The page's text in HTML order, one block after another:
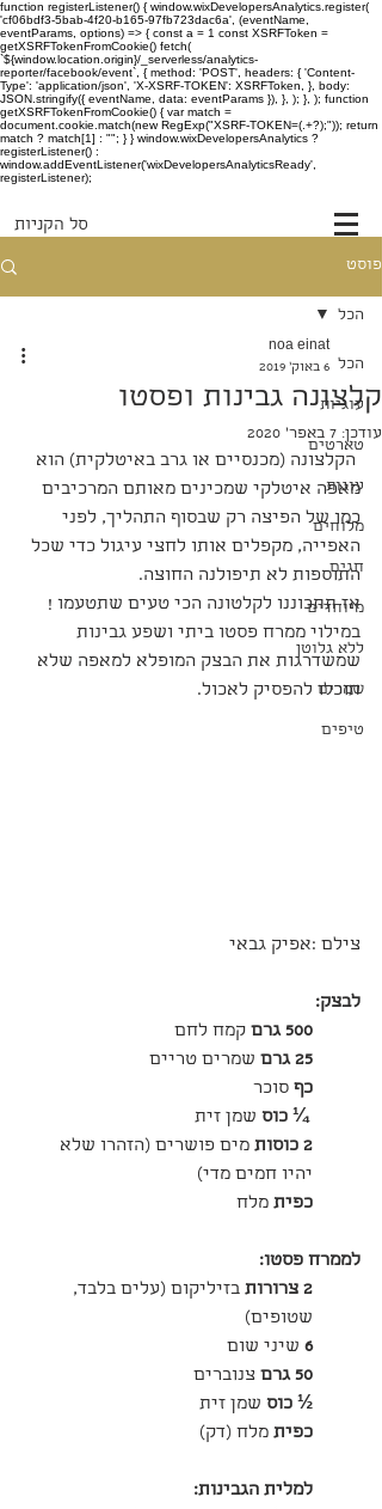
function registerListener() { window.wixDevelopersAnalytics.register(
'cf06bdf3-5bab-4f20-b165-97fb723dac6a', (eventName,
eventParams, options) => { const a = 1 const XSRFToken =
getXSRFTokenFromCookie() fetch(
`${window.location.origin}/_serverless/analytics-
reporter/facebook/event`, { method: 'POST', headers: { 'Content-
Type': 'application/json', 'X-XSRF-TOKEN': XSRFToken, }, body:
JSON.stringify({ eventName, data: eventParams }), }, ); }, ); function
getXSRFTokenFromCookie() { var match =
document.cookie.match(new RegExp("XSRF-TOKEN=(.+?);")); return
match ? match[1] : ""; } } window.wixDevelopersAnalytics ?
registerListener() :
window.addEventListener('wixDevelopersAnalyticsReady',
registerListener);
סל הקניות
פוסט
הכל
עוגיות
טארטים
עוגות
מלוחים
חגים
מיוחדים
ללא גלוטן
שמרים
טיפים
הכל
קלצונה גבינות ופסטו
noa einat
6 באוק׳ 2019
עודכן: 7 באפר׳ 2020
הקלצונה (מכנסיים או גרב באיטלקית) הוא
מאפה איטלקי שמכינים מאותם המרכיבים
כמו של הפיצה רק שבסוף התהליך, לפני
האפייה, מקפלים אותו לחצי עיגול כדי שכל
התוספות לא תיפולנה החוצה.
אז תתכוננו לקלטונה הכי טעים שתטעמו !
במילוי ממרח פסטו ביתי ושפע גבינות
שמשדרגות את הבצק המופלא למאפה שלא
תוכלו להפסיק לאכול.
צילם :אפיק גבאי
לבצק:
500 גרם
קמח לחם
25 גרם
שמרים טריים
כף סוכר
¼ כוס שמן זית
2 כוסות
מים פושרים (הזהרו שלא
יהיו חמים מדי)
כפית מלח
לממרח פסטו:
2 צרורות
בזיליקום (עלים בלבד,
שטופים)
6 שיני שום
50 גרם
צנוברים
½ כוס שמן זית
כפית מלח (דק)
למלית הגבינות: